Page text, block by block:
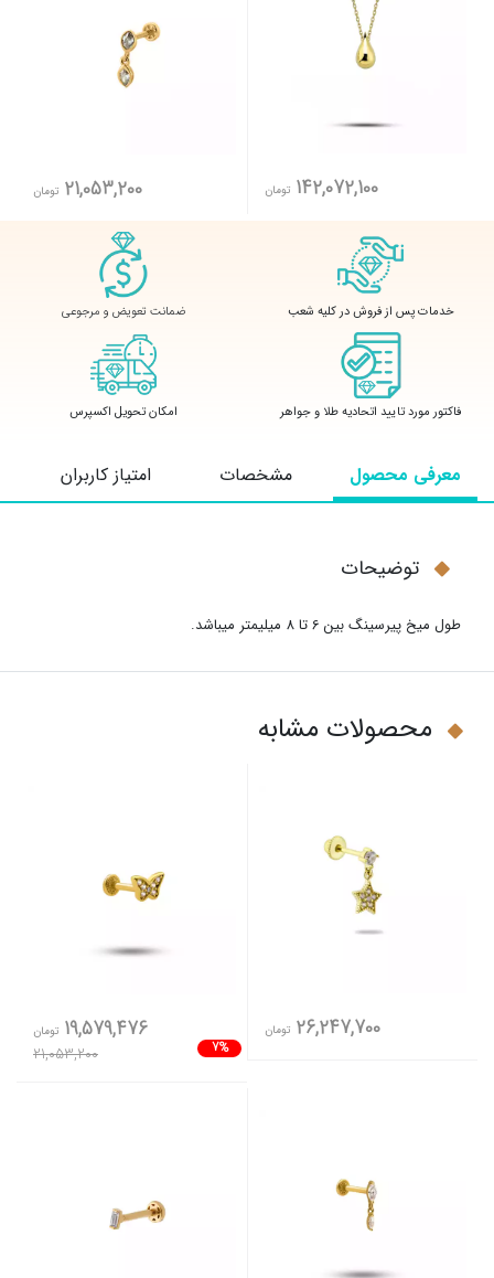
142,072,100 تومان 21,053,200 تومان
خدمات پس از فروش در کلیه شعب ضمانت تعویض و مرجوعی
فاکتور مورد تایید اتحادیه طلا و جواهر امکان تحویل اکسپرس
معرفی محصول مشخصات امتیاز کاربران
توضیحات
طول میخ پیرسینگ بین 6 تا 8 میلیمتر میباشد.
محصولات مشابه
26,247,700 تومان
7%
19,579,476 تومان
21,053,200